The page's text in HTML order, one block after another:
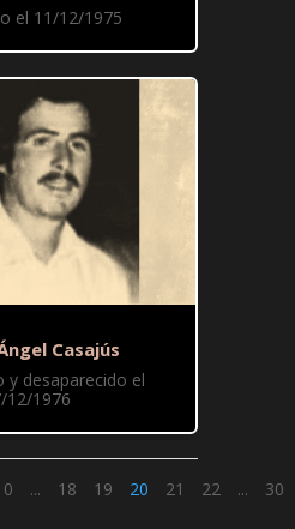
el 11/12/1975
Casajús
y desaparecido el
12/1976
... 18 19 20 21 22 ... 30